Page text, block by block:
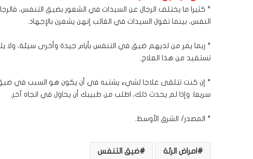
* كثيرا ما يختلف الرجال عن السيدات في الشعور بضيق التنفس،
النفس، بينما تقول السيدات في الغالب إنهن يشعرن بالإجهاد.
* ربما يمر من لديهم ضيق في التنفس بأيام جيدة وأخرى سيئة،
تستفيد من هذا العلاج.
* إن كنت تتلقى علاجا لشيء يشتبه في أن يكون هو السبب في ضيق
سريعا. وإذا لم يحدث ذلك، اطلب من طبيبك أن يحاول في اتجاه آخر.
* المصدر/ الشرق الأوسط.
امراض الرئة ضيق التنفس